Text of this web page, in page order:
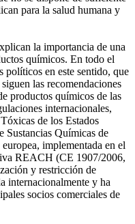
para la salud humana y
la importancia de una
químicos. En todo el
políticos en este sentido, que
las recomendaciones
productos químicos de las
internacionales,
de los Estados
Químicas de
implementada en el
REACH (CE 1907/2006,
y restricción de
internacionalmente y ha
socios comerciales de